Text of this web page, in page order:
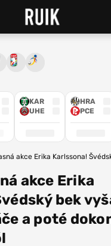
KAR
UHE
HRA
PCE
Mistrovství světa
akce Erika Karlssona!
akce Erika
bek
a poté